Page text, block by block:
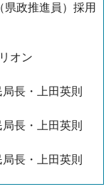
政推進員）採用
オン
長・上田英則
長・上田英則
長・上田英則